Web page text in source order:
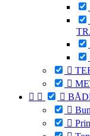


  

